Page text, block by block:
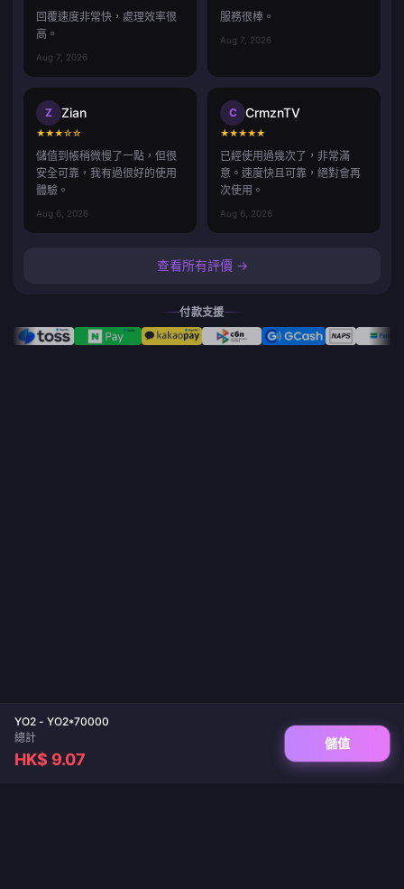
YO2 - YO2*70000
總計
HK$ 9.07
儲值
回覆速度非常快，處理效率很
高。
Aug 7, 2026
服務很棒。
Aug 7, 2026
Z Zian
★★★☆☆
儲值到帳稍微慢了一點，但很
安全可靠，我有過很好的使用
體驗。
Aug 6, 2026
C CrmznTV
★★★★★
已經使用過幾次了，非常滿
意。速度快且可靠，絕對會再
次使用。
Aug 6, 2026
查看所有評價 →
付款支援